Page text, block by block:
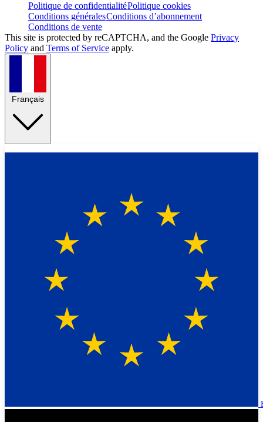
Politique de confidentialitéPolitique cookies
Conditions généralesConditions d’abonnement
Conditions de vente
This site is protected by reCAPTCHA, and the Google Privacy
Policy and Terms of Service apply.
Français